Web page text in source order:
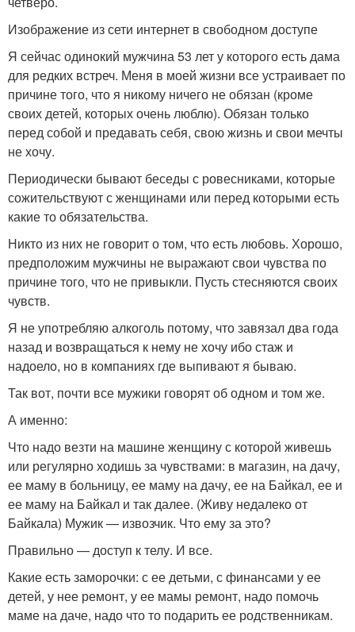
Изображение из сети интернет в свободном доступе
Я сейчас одинокий мужчина 53 лет у которого есть дама
для редких встреч. Меня в моей жизни все устраивает по
причине того, что я никому ничего не обязан (кроме
своих детей, которых очень люблю). Обязан только
перед собой и предавать себя, свою жизнь и свои мечты
не хочу.
Периодически бывают беседы с ровесниками, которые
сожительствуют с женщинами или перед которыми есть
какие то обязательства.
Никто из них не говорит о том, что есть любовь. Хорошо,
предположим мужчины не выражают свои чувства по
причине того, что не привыкли. Пусть стесняются своих
чувств.
Я не употребляю алкоголь потому, что завязал два года
назад и возвращаться к нему не хочу ибо стаж и
надоело, но в компаниях где выпивают я бываю.
Так вот, почти все мужики говорят об одном и том же.
А именно:
Что надо везти на машине женщину с которой живешь
или регулярно ходишь за чувствами: в магазин, на дачу,
ее маму в больницу, ее маму на дачу, ее на Байкал, ее и
ее маму на Байкал и так далее. (Живу недалеко от
Байкала) Мужик — извозчик. Что ему за это?
Правильно — доступ к телу. И все.
Какие есть заморочки: с ее детьми, с финансами у ее
детей, у нее ремонт, у ее мамы ремонт, надо помочь
маме на даче, надо что то подарить ее родственникам.